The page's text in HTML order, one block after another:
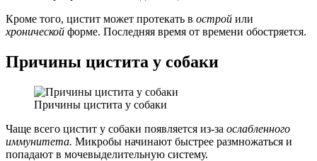
Кроме того, цистит может протекать в острой или
хронической форме. Последняя время от времени обостряется.
Причины цистита у собаки
Причины цистита у собаки
Чаще всего цистит у собаки появляется из-за ослабленного
иммунитета. Микробы начинают быстрее размножаться и
попадают в мочевыделительную систему.